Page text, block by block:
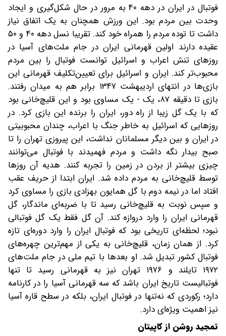
فوتبال در ایران در دهه ۴۰ به مرور در حال شکل‌گیری و ایجاد
وحدت بین مردم بود. این ورزش همچنان به یک اتفاق نیاز
داشت تا توده مردم را همراه خود کند. تقریبا نسل دهه ۴۰ و ۵۰
عقیده دارند اولین قهرمانی ایران در جام ملت‌های آسیا در
روزهای تنش اعراب و اسرائیل توانست فوتبال را بین مردم
محبوب‌تر کند. ایران و اسرائیل برای تعیین‌تکلیف قهرمانی این
بازی‌ها در انتهای اردیبهشت ۱۳۴۷ برابر هم به میدان رفتند.
بازی تا دقیقه ۸۷، یک - یک مساوی بود و این قلیچ‌خانی بود
که با یک گل زیبا از راه دور، ایران را برنده این بازی کرد. در
روزهایی که اسرائیل به خاطر جنگ با اعراب، چندان محبوبیتی
در ایران و بین دیگر مسلمانان نداشت، این پیروزی تهران را تا
صبح بیدار نگه داشت و مردم فهمیدند با فوتبال می‌توانند
چیزی بیشتر از بردن در زمین را تجربه کنند. هدیه‌ آن روزها
توسط قلیچ‌خانی به مردم داده شد. ایران ابتدا از حریف عقب
افتاد اما در نیمه دوم با گل همایون بهزادی بازی را مساوی کرد
و سپس نوبت به قلیچ‌خانی رسید تا با ضربه‌ای ماندگار، گل
قهرمانی ایران را وارد دروازه کند. آن گل فقط یک گل فوتبالی
نبود؛ لحظه‌ای تاریخی بود که فوتبال ایران را وارد دوره‌ای تازه
کرد. از همان زمان، قلیچ‌خانی به یکی از مهم‌ترین چهره‌های
فوتبال کشور تبدیل شد. او بعدها با تیم ملی در جام ملت‌های
۱۹۷۲ تایلند و ۱۹۷۶ تهران نیز به قهرمانی رسید تا تنها
فوتبالیست تاریخ ایران باشد که سه قهرمانی آسیا را در کارنامه
دارد؛ رکوردی که نه‌تنها در فوتبال ایران، بلکه در سطح قاره آسیا
نیز اهمیت ویژه‌ای دارد.
تمجید روشن از کاپیتان